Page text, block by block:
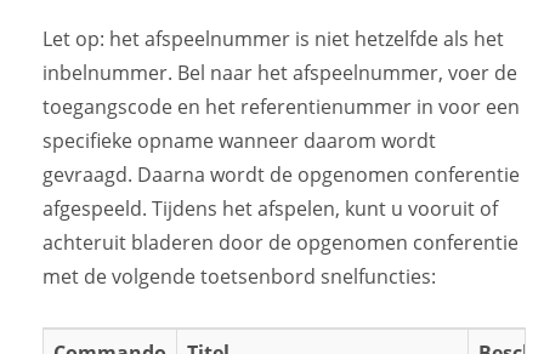
Let op: het afspeelnummer is niet hetzelfde als het
inbelnummer. Bel naar het afspeelnummer, voer de
toegangscode en het referentienummer in voor een
specifieke opname wanneer daarom wordt
gevraagd. Daarna wordt de opgenomen conferentie
afgespeeld. Tijdens het afspelen, kunt u vooruit of
achteruit bladeren door de opgenomen conferentie
met de volgende toetsenbord snelfuncties: